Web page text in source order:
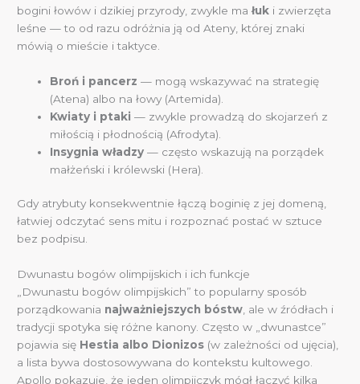
bogini łowów i dzikiej przyrody, zwykle małuk i zwierzęta
leśne — to od razu odróżnia ją od Ateny, której znaki
mówią o mieście i taktyce.
Broń i pancerz — mogą wskazywać na strategię
(Atena) albo na łowy (Artemida).
Kwiaty i ptaki — zwykle prowadzą do skojarzeń z
miłością i płodnością (Afrodyta).
Insygnia władzy — często wskazują na porządek
małżeński i królewski (Hera).
Gdy atrybuty konsekwentnie łączą boginię z jej domeną,
łatwiej odczytać sens mitu i rozpoznać postać w sztuce
bez podpisu.
Dwunastu bogów olimpijskich i ich funkcje
„Dwunastu bogów olimpijskich” to popularny sposób
porządkowania najważniejszych bóstw , ale w źródłach i
tradycji spotyka się różne kanony. Często w „dwunastce”
pojawia się Hestia albo Dionizos (w zależności od ujęcia),
a lista bywa dostosowywana do kontekstu kultowego.
Apollo pokazuje, że jeden olimpijczyk mógł łączyć kilka